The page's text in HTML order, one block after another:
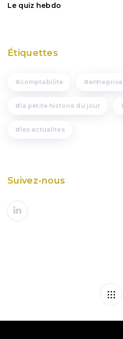
Le quiz hebdo
Étiquettes
comptabilite entreprise
la petite histoire du jour
les actualites
Suivez-nous